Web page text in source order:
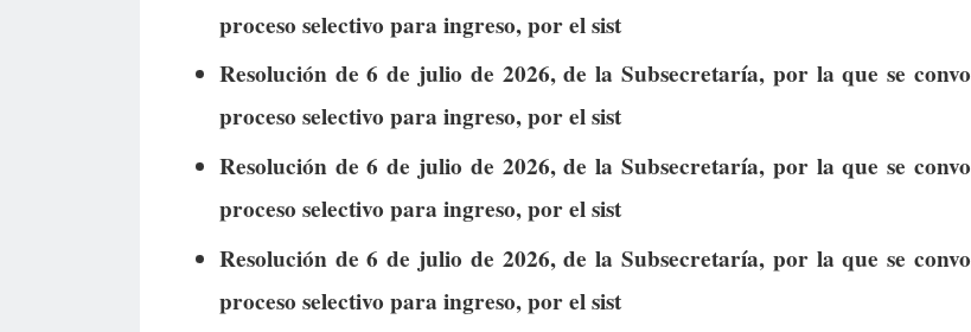
proceso selectivo para ingreso, por el sist
Resolución de 6 de julio de 2026, de la Subsecretaría, por la que se
proceso selectivo para ingreso, por el sist
Resolución de 6 de julio de 2026, de la Subsecretaría, por la que se
proceso selectivo para ingreso, por el sist
Resolución de 6 de julio de 2026, de la Subsecretaría, por la que se
proceso selectivo para ingreso, por el sist